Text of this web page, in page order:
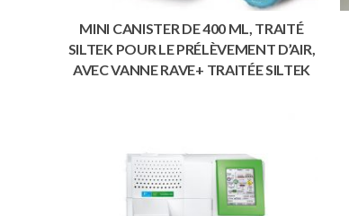
MINI CANISTER DE 400 ML, TRAITÉ
SILTEK POUR LE PRÉLÈVEMENT D’AIR,
AVEC VANNE RAVE+ TRAITÉE SILTEK